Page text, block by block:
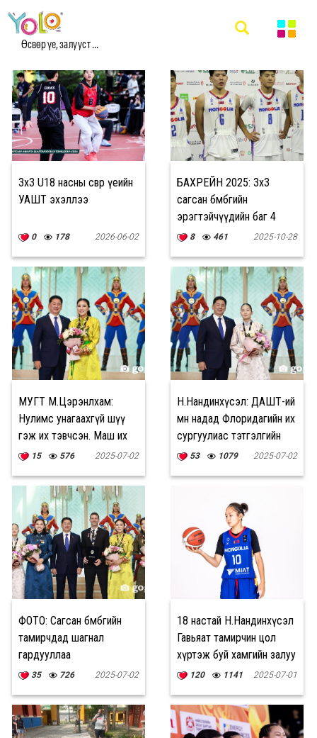
Өсвөр үе, залууст ...
#САГСАН БӨМБӨГ МЭДЭЭ
3x3 U18 насны өсвөр үеийн
УАШТ эхэллээ
0 178 2026-06-02
БАХРЕЙН 2025: 3х3
сагсан бөмбөгийн
эрэгтэйчүүдийн баг 4
дүгээр байрт шалгарлаа
8 461 2025-10-28
МУГТ М.Цэрэнлхам:
Нулимс унагаахгүй шүү
гэж их тэвчсэн. Маш их
сандарч, догдоллоо
15 576 2025-07-02
Н.Нандинхүсэл: ДАШТ-ий
өмнө надад Флоридагийн их
сургуулиас тэтгэлгийн
санал ирсэн
53 1079 2025-07-02
ФОТО: Сагсан бөмбөгийн
тамирчдад шагнал
гардууллаа
35 726 2025-07-02
18 настай Н.Нандинхүсэл
Гавьяат тамирчин цол
хүртэж буй хамгийн залуу
хүн болно
120 1141 2025-07-01